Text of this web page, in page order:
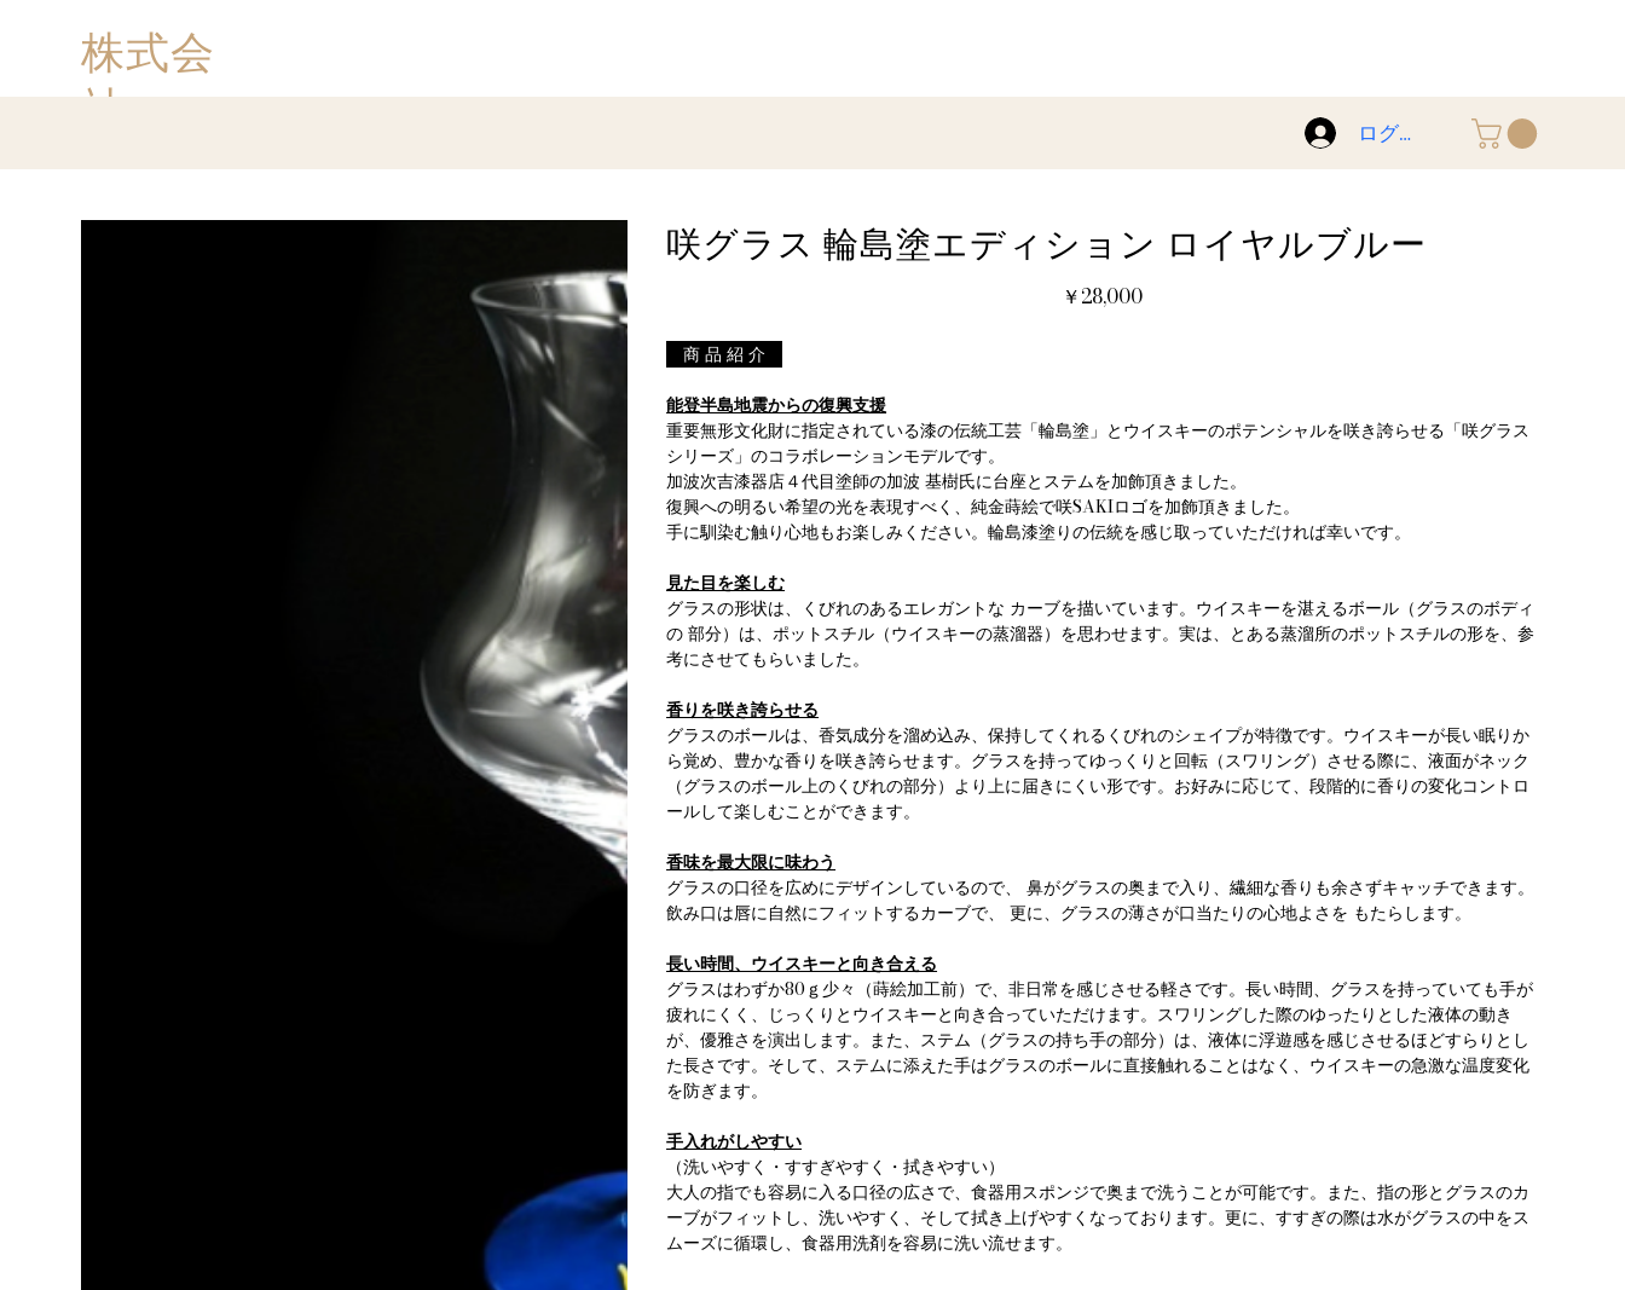
株式会
社
​ロイヤ
ルマイ
ログイン
咲グラス 輪島塗エディション ロイヤルブルー
価
格
￥28,000
商 品 紹 介
能登半島地震からの復興支援
重要無形文化財に指定されている漆の伝統工芸「輪島塗」とウイスキーのポテンシャルを咲き誇らせる「咲グラス
シリーズ」のコラボレーションモデルです。
加波次吉漆器店４代目塗師の加波 基樹氏に台座とステムを加飾頂きました。
復興への明るい希望の光を表現すべく、純金蒔絵で咲SAKIロゴを加飾頂きました。
手に馴染む触り心地もお楽しみください。輪島漆塗りの伝統を感じ取っていただければ幸いです。
見た目を楽しむ
グラスの形状は、くびれのあるエレガントな カーブを描いています。ウイスキーを湛えるボール（グラスのボディ
の 部分）は、ポットスチル（ウイスキーの蒸溜器）を思わせます。実は、とある蒸溜所のポットスチルの形を、参
考にさせてもらいました。
香りを咲き誇らせる
グラスのボールは、香気成分を溜め込み、保持してくれるくびれのシェイプが特徴です。ウイスキーが長い眠りか
ら覚め、豊かな香りを咲き誇らせます。グラスを持ってゆっくりと回転（スワリング）させる際に、液面がネック
（グラスのボール上のくびれの部分）より上に届きにくい形です。お好みに応じて、段階的に香りの変化コントロ
ールして楽しむことができます。
香味を最大限に味わう
グラスの口径を広めにデザインしているので、 鼻がグラスの奥まで入り、繊細な香りも余さずキャッチできます。
飲み口は唇に自然にフィットするカーブで、 更に、グラスの薄さが口当たりの心地よさを もたらします。
長い時間、ウイスキーと向き合える
グラスはわずか80ｇ少々（蒔絵加工前）で、非日常を感じさせる軽さです。長い時間、グラスを持っていても手が
疲れにくく、じっくりとウイスキーと向き合っていただけます。スワリングした際のゆったりとした液体の動き
が、優雅さを演出します。また、ステム（グラスの持ち手の部分）は、液体に浮遊感を感じさせるほどすらりとし
た長さです。そして、ステムに添えた手はグラスのボールに直接触れることはなく、ウイスキーの急激な温度変化
を防ぎます。
手入れがしやすい
（洗いやすく・すすぎやすく・拭きやすい）
大人の指でも容易に入る口径の広さで、食器用スポンジで奥まで洗うことが可能です。また、指の形とグラスのカ
ーブがフィットし、洗いやすく、そして拭き上げやすくなっております。更に、すすぎの際は水がグラスの中をス
ムーズに循環し、食器用洗剤を容易に洗い流せます。